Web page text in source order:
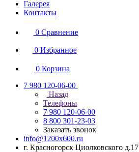
Галерея
Контакты
0 Сравнение
0 Избранное
0 Корзина
7 980 120-06-00
Назад
Телефоны
7 980 120-06-00
8 800 301-23-03
Заказать звонок
info@1200x600.ru
г. Красногорск Циолковского д.17